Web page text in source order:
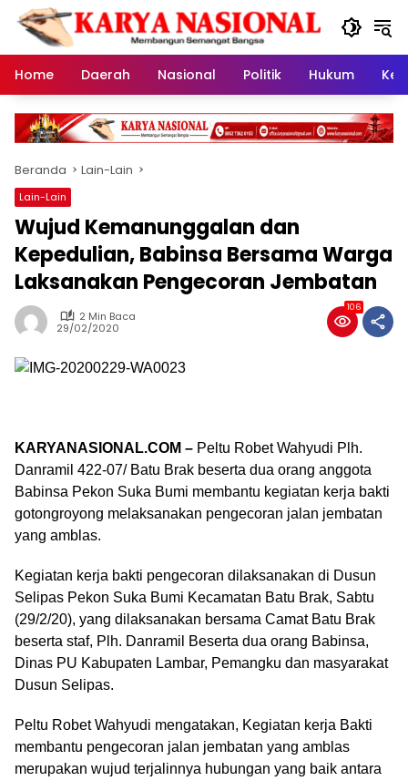
Langsung
konten
Home
Daerah Nasional Politik Hukum
Beranda Lain-Lain
Lain-Lain
Wujud Kemanunggalan dan
Kepedulian, Babinsa Bersama Warga
Laksanakan Pengecoran Jembatan
2 Min Baca
29/02/2020
106
KARYANASIONAL.COM – Peltu Robet Wahyudi Plh.
Danramil 422-07/ Batu Brak beserta dua orang anggota
Babinsa Pekon Suka Bumi membantu kegiatan kerja bakti
gotongroyong melaksanakan pengecoran jalan jembatan
yang amblas.
Kegiatan kerja bakti pengecoran dilaksanakan di Dusun
Selipas Pekon Suka Bumi Kecamatan Batu Brak, Sabtu
(29/2/20), yang dilaksanakan bersama Camat Batu Brak
beserta staf, Plh. Danramil Beserta dua orang Babinsa,
Dinas PU Kabupaten Lambar, Pemangku dan masyarakat
Dusun Selipas.
Peltu Robet Wahyudi mengatakan, Kegiatan kerja Bakti
membantu pengecoran jalan jembatan yang amblas
merupakan wujud terjalinnya hubungan yang baik antara